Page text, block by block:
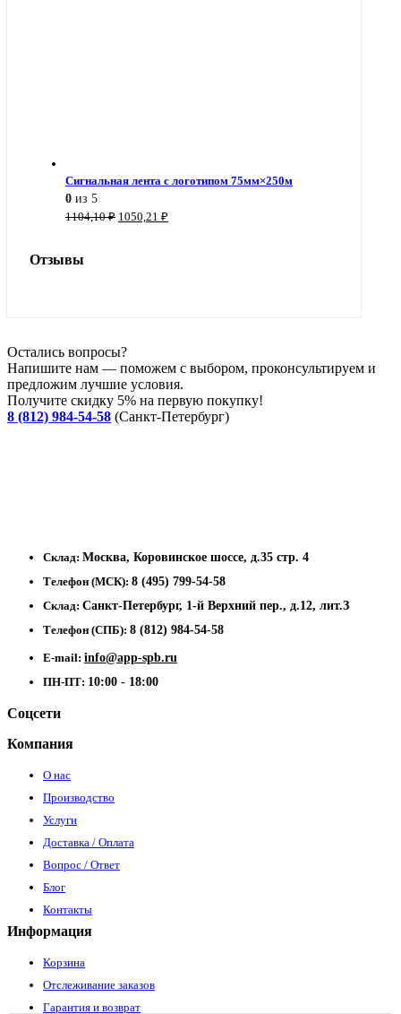
Сигнальная лента с логотипом 75мм×250м
0 из 5
1104,10₽ Первоначальная
1050,21 ₽
Отзывы
Остались вопросы?
Напишите нам — поможем с выбором, проконсультируем и
предложим лучшие условия.
Получите скидку 5% на первую покупку!
8 (812) 984-54-58 (Санкт-Петербург)
Склад: Москва, Коровинское шоссе, д.35 стр. 4
Телефон (МСК): 8 (495) 799-54-58
Склад: Санкт-Петербург, 1-й Верхний пер., д.12, лит.З
Телефон (СПБ): 8 (812) 984-54-58
E-mail: info@app-spb.ru
ПН-ПТ: 10:00 - 18:00
Соцсети
Компания
О нас
Производство
Услуги
Доставка / Оплата
Вопрос / Ответ
Блог
Контакты
Информация
Корзина
Отслеживание заказов
Гарантия и возврат